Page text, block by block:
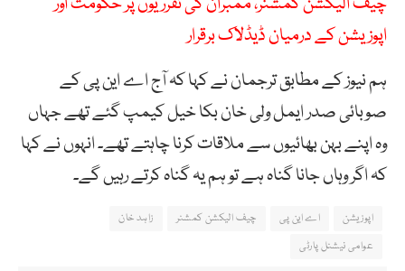
اپوزیشن کے درمیان ڈیڈلاک برقرار
ہم نیوز کے مطابق ترجمان نے کہا کہ آج اے این پی کے
صوبائی صدر ایمل ولی خان بکا خیل کیمپ گئے تھے جہاں
وہ اپنے بہن بھائیوں سے ملاقات کرنا چاہتے تھے۔ انہوں نے کہا
کہ اگر وہاں جانا گناہ ہے تو ہم یہ گناہ کرتے رہیں گے۔
اپوزیشن اے این پی چیف الیکشن کمشنر
زاہد خان
عوامی نیشنل پارٹی